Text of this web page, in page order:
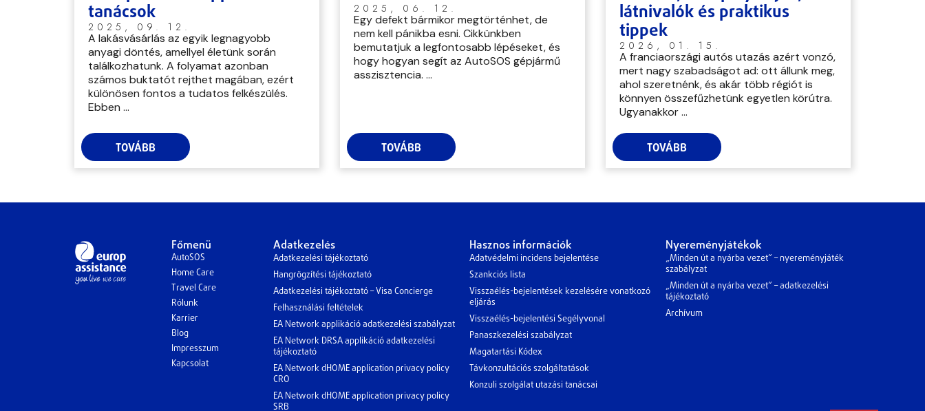
tanácsok
2025, 09. 12.
A lakásvásárlás az egyik legnagyobb
anyagi döntés, amellyel életünk során
találkozhatunk. A folyamat azonban
számos buktatót rejthet magában, ezért
különösen fontos a tudatos felkészülés.
Ebben ...
TOVÁBB
2025, 06. 12.
Egy defekt bármikor megtörténhet, de
nem kell pánikba esni. Cikkünkben
bemutatjuk a legfontosabb lépéseket, és
hogy hogyan segít az AutoSOS gépjármű
asszisztencia. ...
TOVÁBB
látnivalók és praktikus
tippek
2026, 01. 15.
A franciaországi autós utazás azért vonzó,
mert nagy szabadságot ad: ott állunk meg,
ahol szeretnénk, és akár több régiót is
könnyen összefűzhetünk egyetlen körútra.
Ugyanakkor ...
TOVÁBB
Főmenü
AutoSOS
Home Care
Travel Care
Rólunk
Karrier
Blog
Impresszum
Kapcsolat
Adatkezelés
Adatkezelési tájékoztató
Hangrögzítési tájékoztató
Adatkezelési tájékoztató – Visa Concierge
Felhasználási feltételek
EA Network applikáció adatkezelési szabályzat
EA Network DRSA applikáció adatkezelési
tájékoztató
EA Network dHOME application privacy policy
CRO
EA Network dHOME application privacy policy
SRB
Hasznos információk
Adatvédelmi incidens bejelentése
Szankciós lista
Visszaélés-bejelentések kezelésére vonatkozó
eljárás
Visszaélés-bejelentési Segélyvonal
Panaszkezelési szabályzat
Magatartási Kódex
Távkonzultációs szolgáltatások
Konzuli szolgálat utazási tanácsai
Nyereményjátékok
„Minden út a nyárba vezet” – nyereményjáték
szabályzat
„Minden út a nyárba vezet” – adatkezelési
tájékoztató
Archívum